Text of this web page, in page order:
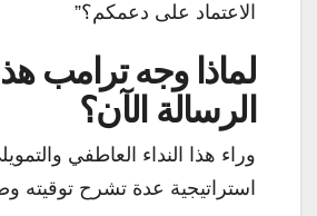
الاعتماد على دعمكم؟”
لماذا وجه ترامب
الرسالة الآن؟
وراء هذا النداء العاطفي
استراتيجية عدة تشرح توقيته